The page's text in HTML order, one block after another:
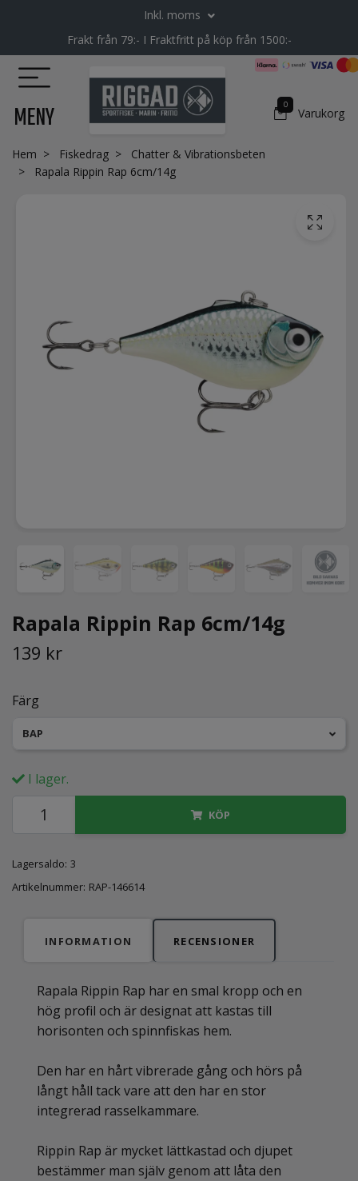
Inkl. moms
Frakt från 79:- I Fraktfritt på köp från 1500:-
MENY 0
Varukorg
Hem Fiskedrag
Chatter & Vibrationsbeten
Rapala Rippin Rap 6cm/14g
Rapala Rippin Rap 6cm/14g
139 kr
Färg
BAP
I lager.
KÖP
Lagersaldo: 3
Artikelnummer: RAP-146614
INFORMATION RECENSIONER
Rapala Rippin Rap har en smal kropp och en
hög profil och är designat att kastas till
horisonten och spinnfiskas hem.
Den har en hårt vibrerade gång och hörs på
långt håll tack vare att den har en stor
integrerad rasselkammare.
Rippin Rap är mycket lättkastad och djupet
bestämmer man själv genom att låta den